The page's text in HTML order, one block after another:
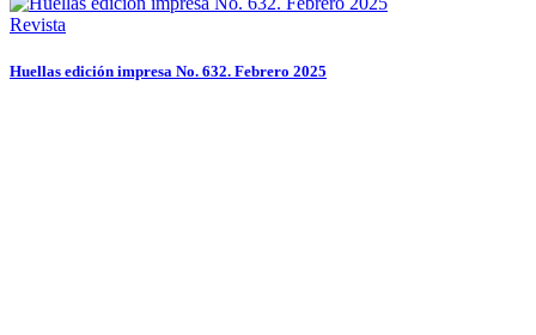
Revista
Huellas edición impresa No. 632. Febrero 2025